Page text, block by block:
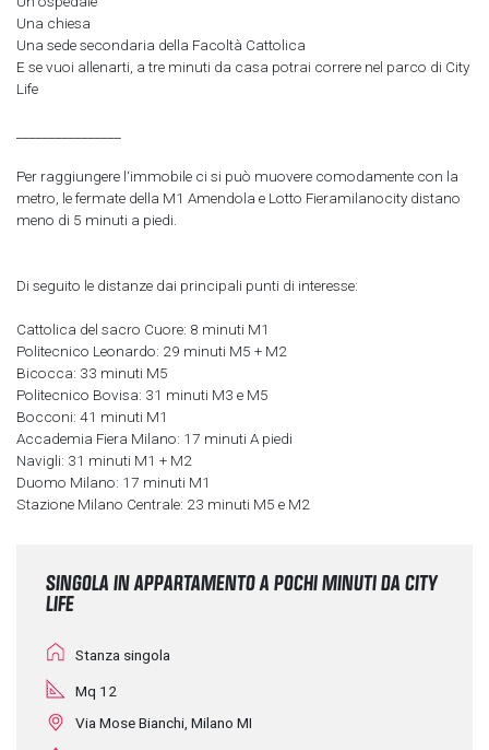
Una chiesa
Una sede secondaria della Facoltà Cattolica
E se vuoi allenarti, a tre minuti da casa potrai correre nel parco di City
Life
Per raggiungere l‘immobile ci si può muovere comodamente con la
metro, le fermate della M1 Amendola e Lotto Fieramilanocity distano
meno di 5 minuti a piedi.
Di seguito le distanze dai principali punti di interesse:
Cattolica del sacro Cuore: 8 minuti M1
Politecnico Leonardo: 29 minuti M5 + M2
Bicocca: 33 minuti M5
Politecnico Bovisa: 31 minuti M3 e M5
Bocconi: 41 minuti M1
Accademia Fiera Milano: 17 minuti A piedi
Navigli: 31 minuti M1 + M2
Duomo Milano: 17 minuti M1
Stazione Milano Centrale: 23 minuti M5 e M2
SINGOLA IN APPARTAMENTO A POCHI MINUTI DA CITY
LIFE
Stanza singola
Mq 12
Via Mose Bianchi, Milano MI